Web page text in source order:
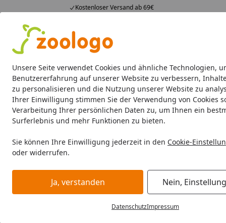
Unsere Seite verwendet Cookies und ähnliche Technologien,
Benutzererfahrung auf unserer Website zu verbessern,
zu personalisieren und die Nutzung unserer Website zu
Ihrer Einwilligung stimmen Sie der Verwendung von Cookies
Verarbeitung Ihrer persönlichen Daten zu, um Ihnen ein
Surferlebnis und mehr Funktionen zu bieten.
Sie können Ihre Einwilligung jederzeit in den Cookie-
oder widerrufen.
Ja, verstanden Nein,
DatenschutzImpressum
Kostenloser Versand ab 69€
4,74
23.587 Bewertungen
Alle Produkte
Alle Produkte Angebote Neuheiten Sommerhits
FLUVAL Wasseraufbereitung Süßwasseraquaristik
Startseite
FLUVAL Heizer Aquaristik
FLUVAL Heizer Aquaristik
FLUVAL Heizer Aquaristik bei Zoologo und finden Sie
unterschiedliche Bedürfnisse.
Ihre Artikelübersicht